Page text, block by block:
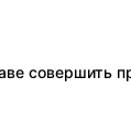
совершить